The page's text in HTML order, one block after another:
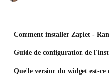
Comment installer Zapiet -
Guide de configuration de
Quelle version du widget est-